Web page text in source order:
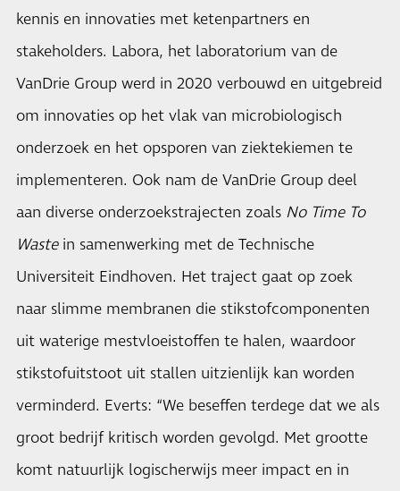
kennis en innovaties met ketenpartners en
stakeholders. Labora, het laboratorium van de
VanDrie Group werd in 2020 verbouwd en uitgebreid
om innovaties op het vlak van microbiologisch
onderzoek en het opsporen van ziektekiemen te
implementeren. Ook nam de VanDrie Group deel
aan diverse onderzoekstrajecten zoals No Time To
Waste in samenwerking met de Technische
Universiteit Eindhoven. Het traject gaat op zoek
naar slimme membranen die stikstofcomponenten
uit waterige mestvloeistoffen te halen, waardoor
stikstofuitstoot uit stallen uitzienlijk kan worden
verminderd. Everts: “We beseffen terdege dat we als
groot bedrijf kritisch worden gevolgd. Met grootte
komt natuurlijk logischerwijs meer impact en in